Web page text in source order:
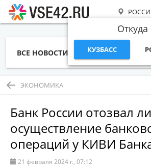
КУЗБАСС
ВСЕ НОВОСТИ СТАТЬИ ТЕМЫ
ЭКОНОМИКА
Банк России отозвал
осуществление
операций у КИВИ
21 февраля 2024 г., 07:12